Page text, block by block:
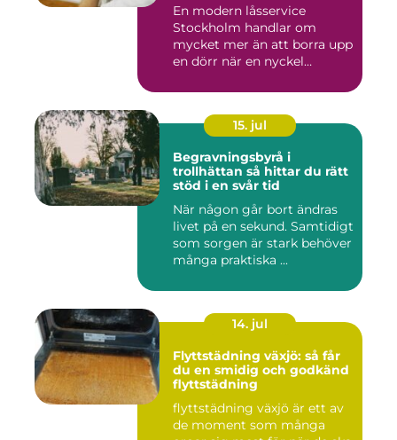
En modern låsservice
Stockholm handlar om
mycket mer än att borra upp
en dörr när en nyckel
15. jul
Begravningsbyrå i
trollhättan så hittar du rätt
stöd i en svår tid
När någon går bort ändras
livet på en sekund. Samtidigt
som sorgen är stark behöver
många praktiska ...
14. jul
Flyttstädning växjö: så får
du en smidig och godkänd
flyttstädning
flyttstädning växjö är ett av
de moment som många